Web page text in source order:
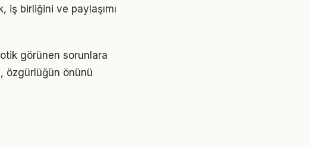
iş birliğini ve paylaşımı
görünen sorunlara
özgürlüğün önünü